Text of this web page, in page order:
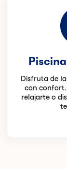
Disfruta de
con
relajarte o